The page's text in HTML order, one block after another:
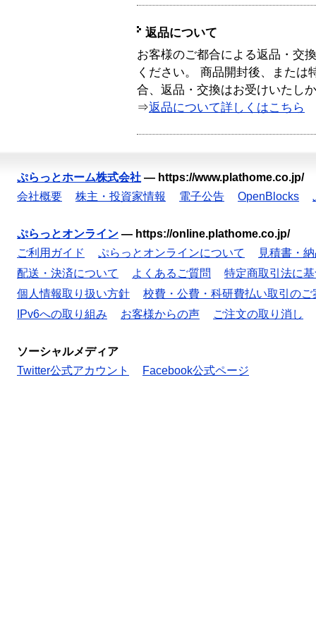
返品について
お客様のご都合による返品・交
ください。 商品開封後、または
合、返品・交換はお受けいたし
⇒返品について詳しくはこちら
ぷらっとホーム株式会社 — https://www.plathome.co.jp/
会社概要
株主・投資家情報 電子公告 OpenBlocks
ぷらっとオンライン — https://online.plathome.co.jp/
ご利用ガイド
ぷらっとオンラインについて
見積書・
配送・決済について
よくあるご質問
特定商取引法に
個人情報取り扱い方針
校費・公費・科研費払い取引のご
IPv6への取り組み
お客様からの声 ご注文の取り消し
ソーシャルメディア
Twitter公式アカウント
Facebook公式ページ